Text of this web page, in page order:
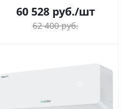
60 528руб./шт
62 400руб.